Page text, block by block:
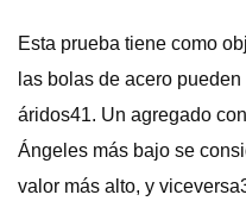
Esta prueba tiene como
las bolas de acero
áridos41. Un agregado
Ángeles más bajo se
valor más alto, y